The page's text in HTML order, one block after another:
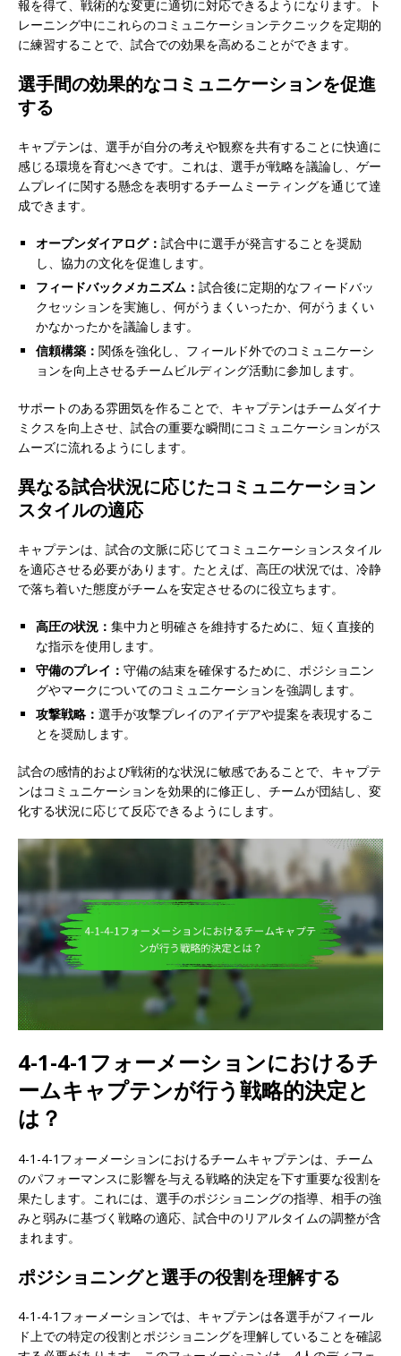
報を得て、戦術的な変更に適切に対応できるようになります。ト
レーニング中にこれらのコミュニケーションテクニックを定期的
に練習することで、試合での効果を高めることができます。
選手間の効果的なコミュニケーションを促進
する
キャプテンは、選手が自分の考えや観察を共有することに快適に
感じる環境を育むべきです。これは、選手が戦略を議論し、ゲー
ムプレイに関する懸念を表明するチームミーティングを通じて達
成できます。
オープンダイアログ： 試合中に選手が発言することを奨励
し、協力の文化を促進します。
フィードバックメカニズム： 試合後に定期的なフィードバッ
クセッションを実施し、何がうまくいったか、何がうまくい
かなかったかを議論します。
信頼構築： 関係を強化し、フィールド外でのコミュニケーシ
ョンを向上させるチームビルディング活動に参加します。
サポートのある雰囲気を作ることで、キャプテンはチームダイナ
ミクスを向上させ、試合の重要な瞬間にコミュニケーションがス
ムーズに流れるようにします。
異なる試合状況に応じたコミュニケーション
スタイルの適応
キャプテンは、試合の文脈に応じてコミュニケーションスタイル
を適応させる必要があります。たとえば、高圧の状況では、冷静
で落ち着いた態度がチームを安定させるのに役立ちます。
高圧の状況： 集中力と明確さを維持するために、短く直接的
な指示を使用します。
守備のプレイ： 守備の結束を確保するために、ポジショニン
グやマークについてのコミュニケーションを強調します。
攻撃戦略： 選手が攻撃プレイのアイデアや提案を表現するこ
とを奨励します。
試合の感情的および戦術的な状況に敏感であることで、キャプテ
ンはコミュニケーションを効果的に修正し、チームが団結し、変
化する状況に応じて反応できるようにします。
4-1-4-1フォーメーションにおけるチ
ームキャプテンが行う戦略的決定と
は？
4-1-4-1フォーメーションにおけるチームキャプテンは、チーム
のパフォーマンスに影響を与える戦略的決定を下す重要な役割を
果たします。これには、選手のポジショニングの指導、相手の強
みと弱みに基づく戦略の適応、試合中のリアルタイムの調整が含
まれます。
ポジショニングと選手の役割を理解する
4-1-4-1フォーメーションでは、キャプテンは各選手がフィール
ド上での特定の役割とポジショニングを理解していることを確認